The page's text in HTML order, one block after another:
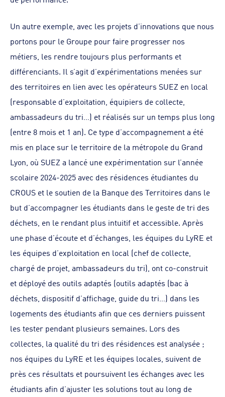
Un autre exemple, avec les projets d’innovations que nous
portons pour le Groupe pour faire progresser nos
métiers, les rendre toujours plus performants et
différenciants. Il s’agit d’expérimentations menées sur
des territoires en lien avec les opérateurs SUEZ en local
(responsable d’exploitation, équipiers de collecte,
ambassadeurs du tri…) et réalisés sur un temps plus long
(entre 8 mois et 1 an). Ce type d’accompagnement a été
mis en place sur le territoire de la métropole du Grand
Lyon, où SUEZ a lancé une expérimentation sur l’année
scolaire 2024-2025 avec des résidences étudiantes du
CROUS et le soutien de la Banque des Territoires dans le
but d’accompagner les étudiants dans le geste de tri des
déchets, en le rendant plus intuitif et accessible. Après
une phase d’écoute et d’échanges, les équipes du LyRE et
les équipes d’exploitation en local (chef de collecte,
chargé de projet, ambassadeurs du tri), ont co-construit
et déployé des outils adaptés (outils adaptés (bac à
déchets, dispositif d’affichage, guide du tri…) dans les
logements des étudiants afin que ces derniers puissent
les tester pendant plusieurs semaines. Lors des
collectes, la qualité du tri des résidences est analysée ;
nos équipes du LyRE et les équipes locales, suivent de
près ces résultats et poursuivent les échanges avec les
étudiants afin d’ajuster les solutions tout au long de